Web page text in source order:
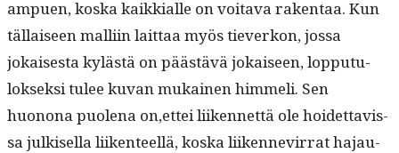
ampuen, kos­ka kaikkialle on voita­va rak­en­taa. Kun
täl­laiseen malli­in lait­taa myös tiev­erkon, jos­sa
jokaises­ta kylästä on päästävä jokaiseen, lop­putu­
lok­sek­si tulee kuvan mukainen him­meli. Sen
huonona puole­na on,ettei liiken­net­tä ole hoidet­tavis­
sa julkisel­la liiken­teel­lä, kos­ka liiken­nevir­rat hajau­